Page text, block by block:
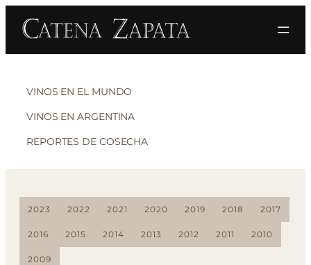
VINOS EN EL MUNDO
VINOS EN ARGENTINA
REPORTES DE COSECHA
2023 2022 2021 2020 2019 2018 2017
2016 2015 2014 2013 2012 2011 2010
2009